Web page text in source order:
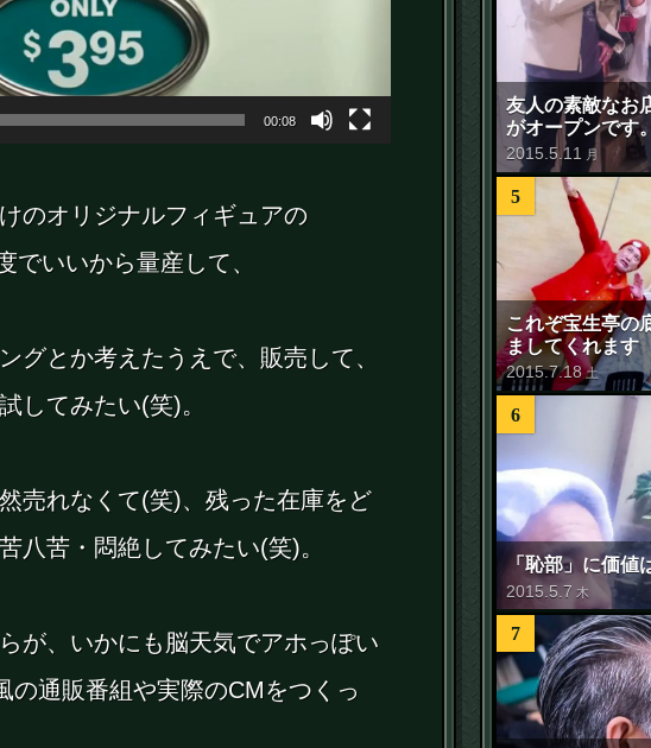
00:08
のオリジナルフィギュアの
でいいから量産して、
グとか考えたうえで、販売して、
してみたい(笑)。
売れなくて(笑)、残った在庫をど
八苦・悶絶してみたい(笑)。
が、いかにも脳天気でアホっぽい
の通販番組や実際のCMをつくっ
友人の素敵なお
がオープンです。
2015 5.11 月
5
これぞ宝生亭の
ましてくれます
2015.7.18 土
6
「恥部」に価値
2015 .5 .7 木
7